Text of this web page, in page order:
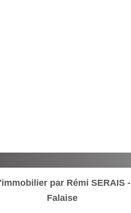
par Rémi SERAIS -
Falaise